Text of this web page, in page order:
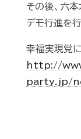
その後、六
デモ行進を行
幸福実現党
http://
party.jp/